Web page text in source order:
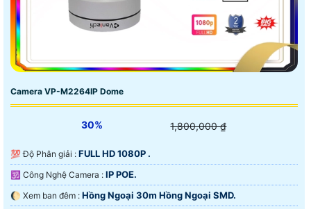
Camera VP-M2264IP Dome
30% 1,800,000 ₫
💯 Độ Phân giải : FULL HD 1080P .
🕉️ Công Nghệ Camera : IP POE.
🌔 Xem ban đêm : Hồng Ngoại 30m Hồng Ngoại SMD.